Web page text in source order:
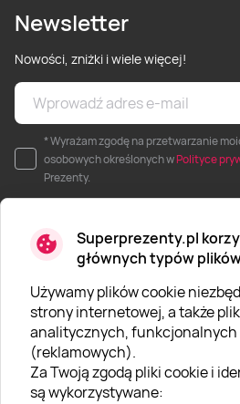
Superprezenty.pl
głównych typów
Używamy plików cookie
strony internetowej, a także
analitycznych,
(reklamowych).
Za Twoją zgodą pliki cookie i
są wykorzystywane:
Newsletter
Nowości, zniżki i wiele więcej!
* Wyrażam zgodę na przetwarzanie
osobowych określonych wPolityce
Prezenty.
O SUPERPREZENTY
O nas
Aktualności
Kariera w Super Prezentach